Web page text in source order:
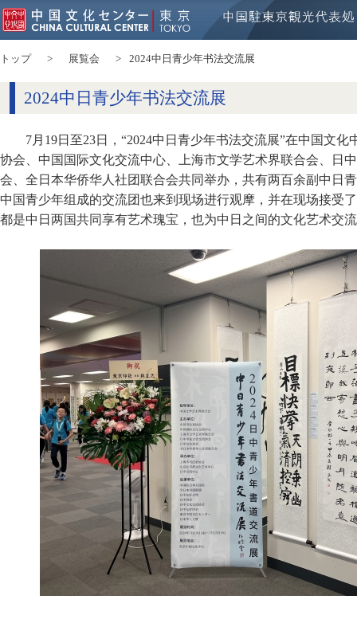
トップ 展覧会 2024中日青少年书法交流展
2024中日青少年书法交流展
7月19日至23日，“2024中日青少年书法交流展”在中国文
协会、中国国际文化交流中心、上海市文学艺术界联合会、日
会、全日本华侨华人社团联合会共同举办，共有两百余副中日
中国青少年组成的交流团也来到现场进行观摩，并在现场接受
都是中日两国共同享有艺术瑰宝，也为中日之间的文化艺术交